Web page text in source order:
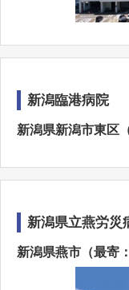
新潟臨港病院
新潟県新潟市東区
新潟県立燕労災
新潟県燕市（最寄